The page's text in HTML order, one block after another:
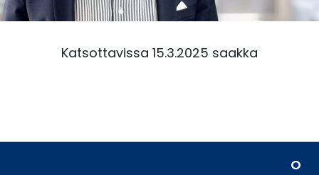
Katsottavissa 15.3.2025 saakka
O